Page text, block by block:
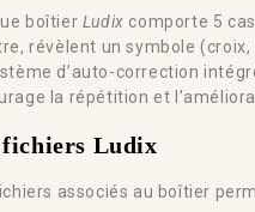
boîtier Ludix comporte 5
révèlent un symbole (croix,
d’auto-correction
la répétition et
fichiers Ludix
associés au boîtier